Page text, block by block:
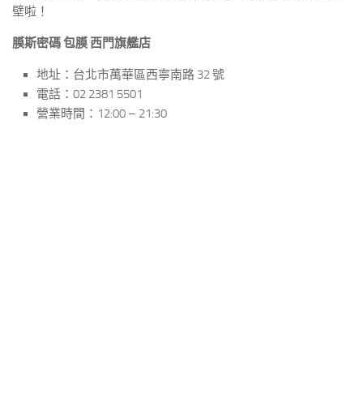
壁啦！
膜斯密碼 包膜 西門旗艦店
地址：台北市萬華區西寧南路 32 號
電話：02 2381 5501
營業時間：12:00 – 21:30